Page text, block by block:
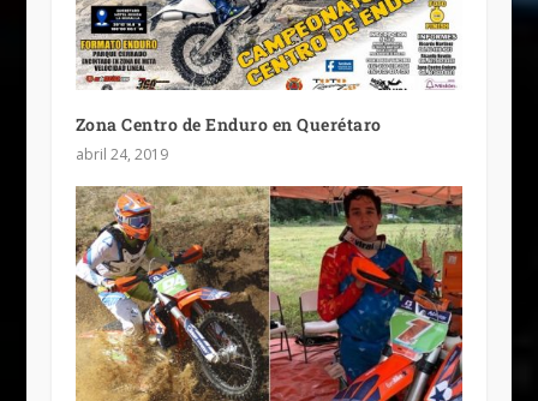
Zona Centro de Enduro en Querétaro
abril 24, 2019